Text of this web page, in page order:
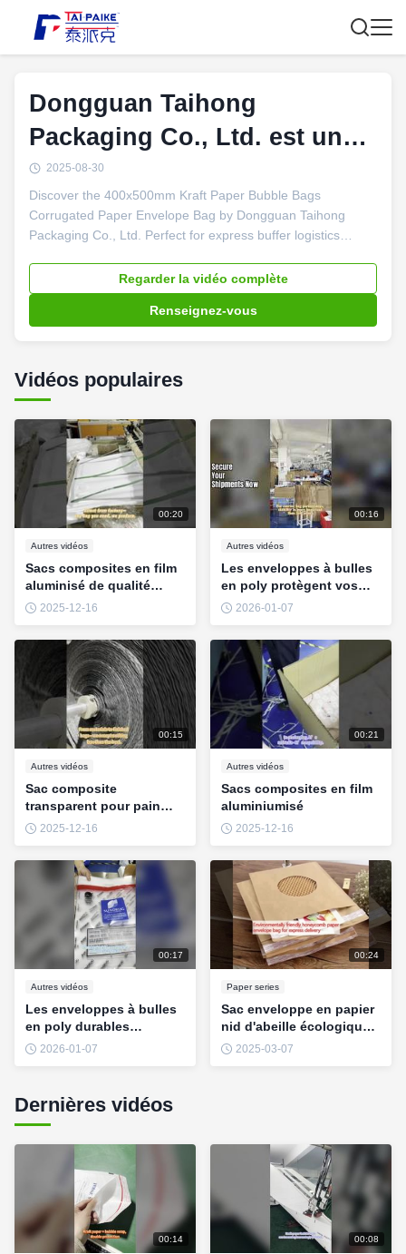
Dongguan Taihong
Packaging Co., Ltd. est une
société de fabrication
d'emballages
2025-08-30
Discover the 400x500mm Kraft Paper Bubble Bags
Corrugated Paper Envelope Bag by Dongguan Taihong
Packaging Co., Ltd. Perfect for express buffer logistics
material and comes with adhesive tapes for secure sealing.
Regarder la vidéo complète
Renseignez-vous
Vidéos populaires
00:20
Autres vidéos
Sacs composites en film
aluminisé de qualité
alimentaire
2025-12-16
00:16
Autres vidéos
Les enveloppes à bulles
en poly protègent vos
envois
2026-01-07
00:15
Autres vidéos
Sac composite
transparent pour pain
avec fenêtre
2025-12-16
00:21
Autres vidéos
Sacs composites en film
aluminiumisé
2025-12-16
00:17
Autres vidéos
Les enveloppes à bulles
en poly durables
protègent vos envois
2026-01-07
00:24
Paper series
Sac enveloppe en papier
nid d'abeille écologique
pour livraison express
2025-03-07
Dernières vidéos
00:14 00:08